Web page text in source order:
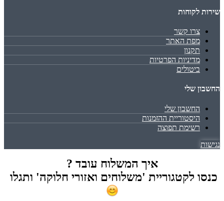
שירות לקוחות
צרו קשר
מפת האתר
תקנון
מדיניות הפרטיות
ביטולים
החשבון שלי
החשבון שלי
היסטוריית ההזמנות
רשימת תפוצה
נגישות
איך המשלוח עובד ?
כנסו לקטגוריית 'משלוחים ואזורי חלוקה' ותגלו